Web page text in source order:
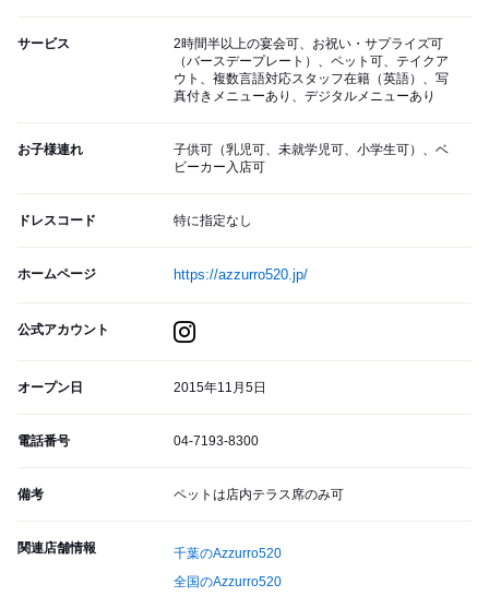
サービス
2時間半以上の宴会可、お祝い・サプライズ可
（バースデープレート）、ペット可、テイクア
ウト、複数言語対応スタッフ在籍（英語）、写
真付きメニューあり、デジタルメニューあり
お子様連れ
子供可（乳児可、未就学児可、小学生可）、ベ
ビーカー入店可
ドレスコード 特に指定なし
ホームページ https://azzurro520.jp/
公式アカウント
オープン日 2015年11月5日
電話番号 04-7193-8300
備考 ペットは店内テラス席のみ可
関連店舗情報
千葉のAzzurro520
全国のAzzurro520